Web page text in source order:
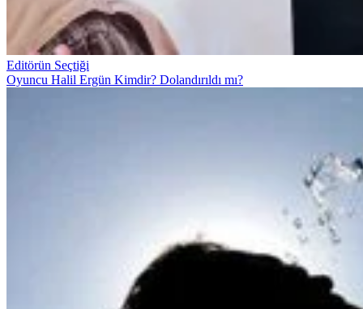
Editörün Seçtiği
Oyuncu Halil Ergün Kimdir? Dolandırıldı mı?